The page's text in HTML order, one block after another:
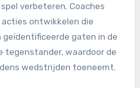
verbeteren. Coaches
ontwikkelen die
geïdentificeerde gaten in de
tegenstander, waardoor de
wedstrijden toeneemt.